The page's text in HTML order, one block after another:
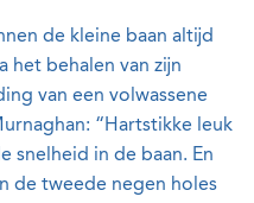
de kleine baan altijd
het behalen van zijn
van een volwassene
“Hartstikke leuk
snelheid in de baan. En
de tweede negen holes